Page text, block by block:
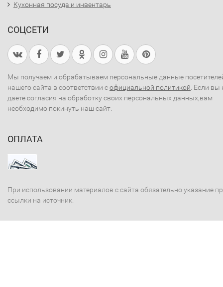
Кухонная посуда и инвентарь
СОЦСЕТИ
Мы получаем и обрабатываем персональные данные
нашего сайта в соответствии софициальной политикой . Если вы
даете согласия на обработку своих персональных данных,вам
необходимо покинуть наш сайт.
ОПЛАТА
При использовании материалов с сайта обязательно указание
ссылки на источник.